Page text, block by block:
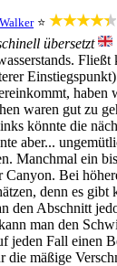
⭐ ★★★★★
übersetzt
haben
waren gut zu
könnte die
aber...
Manchmal ein
Canyon. Bei
denn es
den Abschnitt
man den
jeden Fall einen
die mäßige